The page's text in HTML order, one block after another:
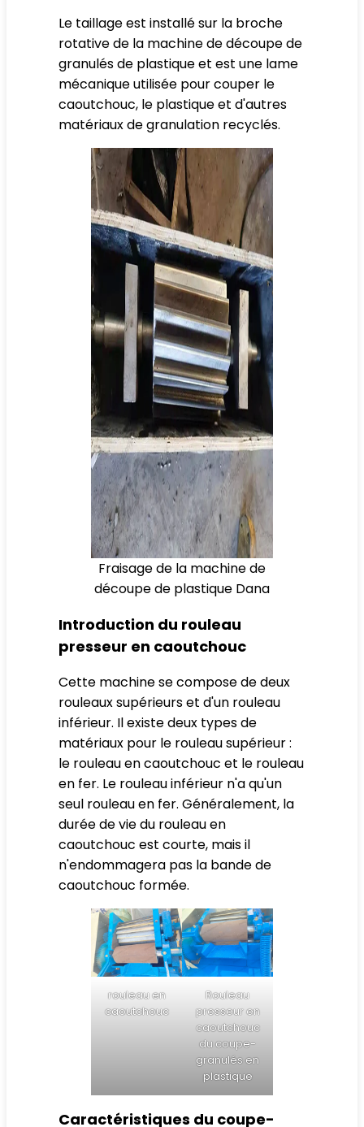
Le taillage est installé sur la broche
rotative de la machine de découpe de
granulés de plastique et est une lame
mécanique utilisée pour couper le
caoutchouc, le plastique et d'autres
matériaux de granulation recyclés.
Fraisage de la machine de
découpe de plastique Dana
Introduction du rouleau
presseur en caoutchouc
Cette machine se compose de deux
rouleaux supérieurs et d'un rouleau
inférieur. Il existe deux types de
matériaux pour le rouleau supérieur :
le rouleau en caoutchouc et le rouleau
en fer. Le rouleau inférieur n'a qu'un
seul rouleau en fer. Généralement, la
durée de vie du rouleau en
caoutchouc est courte, mais il
n'endommagera pas la bande de
caoutchouc formée.
rouleau en
caoutchouc
Rouleau
presseur en
caoutchouc
du coupe-
granulés en
plastique
Caractéristiques du coupe-